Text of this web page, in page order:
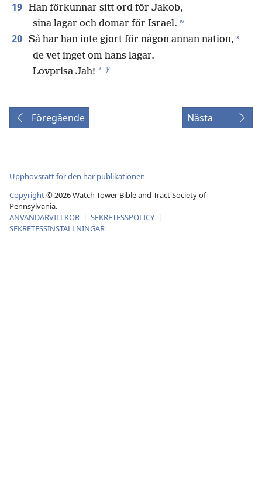
19 Han förkunnar sitt ord för Jakob,
sina lagar och domar för Israel. w
20 Så har han inte gjort för någon annan nation, x
de vet inget om hans lagar.
Lovprisa Jah! * y
Föregående Nästa
Upphovsrätt för den här publikationen
Copyright©2026Watch Tower Bible and Tract Society of
Pennsylvania.
ANVÄNDARVILLKOR | SEKRETESSPOLICY |
SEKRETESSINSTÄLLNINGAR